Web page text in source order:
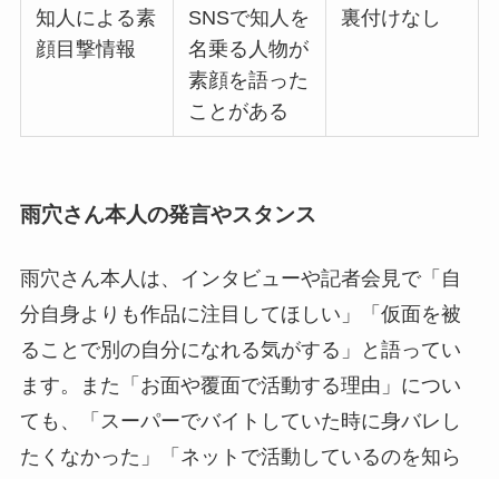
知人による素
顔目撃情報
SNSで知人を
名乗る人物が
素顔を語った
ことがある
裏付けなし
雨穴さん本人の発言やスタンス
雨穴さん本人は、インタビューや記者会見で「自
分自身よりも作品に注目してほしい」「仮面を被
ることで別の自分になれる気がする」と語ってい
ます。また「お面や覆面で活動する理由」につい
ても、「スーパーでバイトしていた時に身バレし
たくなかった」「ネットで活動しているのを知ら